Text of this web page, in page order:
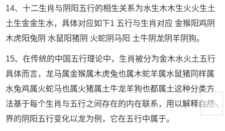
14、十二生肖与阴阳五行的相生关系为水生木木生火火生土
土生金金生水，具体对应如下1 五行与生肖对应 金猴阳鸡阴
木虎阳兔阴 水鼠阳猪阴 火蛇阴马阳 土牛阴龙阴羊阴狗。
15、在传统的中国五行理论中，生肖被分为金木水火土五行
具体而言，龙马属金猴属木虎兔也属木蛇羊属水鼠猪同样属
水兔鸡属火蛇马也属火猪属土牛龙羊狗也都属土这种分类方
法基于每个生肖与五行之间存在的内在联系，用以解释自然
界的阴阳五行变化以龙为例，它在五行中属于。